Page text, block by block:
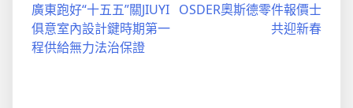
廣東跑好“十五五”關JIUYI
俱意室內設計鍵時期第一
程供給無力法治保證
OSDER奧斯德零件報價士
共迎新春